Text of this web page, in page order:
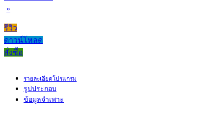
»
รีวิว
ดาวน์โหลด
สั่งซื้อ
รายละเอียดโปรแกรม
รูปประกอบ
ข้อมูลจำเพาะ